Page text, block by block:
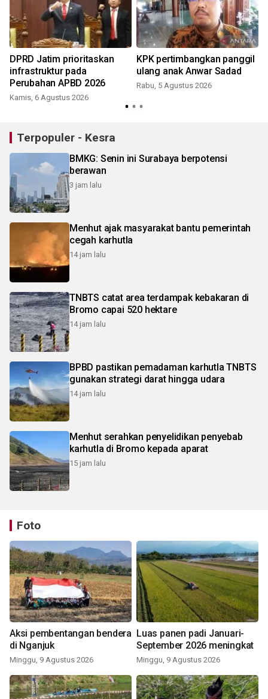
DPRD Jatim prioritaskan
infrastruktur pada
Perubahan APBD 2026
Kamis, 6 Agustus 2026
KPK pertimbangkan panggil
ulang anak Anwar Sadad
Rabu, 5 Agustus 2026
Terpopuler - Kesra
BMKG: Senin ini Surabaya berpotensi
berawan
3 jam lalu
Menhut ajak masyarakat bantu pemerintah
cegah karhutla
14 jam lalu
TNBTS catat area terdampak kebakaran di
Bromo capai 520 hektare
14 jam lalu
BPBD pastikan pemadaman karhutla TNBTS
gunakan strategi darat hingga udara
14 jam lalu
Menhut serahkan penyelidikan penyebab
karhutla di Bromo kepada aparat
15 jam lalu
Foto
Aksi pembentangan bendera
di Nganjuk
Minggu, 9 Agustus 2026
Luas panen padi Januari-
September 2026 meningkat
Minggu, 9 Agustus 2026